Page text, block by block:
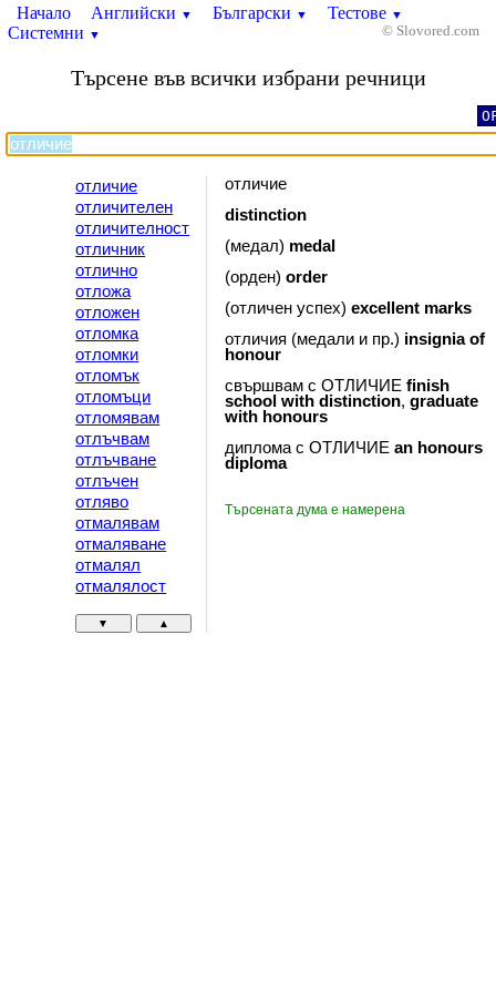
Начало Английски ▼ Български ▼ Тестове ▼
Системни ▼ © Slovored.com
Търсене във всички избрани речници
отличие
отличителен
отличителност
отличник
отлично
отложа
отложен
отломка
отломки
отломък
отломъци
отломявам
отлъчвам
отлъчване
отлъчен
отляво
отмалявам
отмаляване
отмалял
отмалялост
▼ ▲
отличие
distinction
(медал) medal
(орден)order
(отличен успех)excellent marks
отличия (медали и пр.) insignia of
honour
свършвам с ОТЛИЧИЕfinish
school with distinction,graduate
with honours
диплома с ОТЛИЧИЕan honours
diploma
Търсената дума е намерена